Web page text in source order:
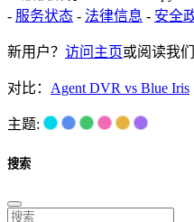
- 服务状态 - 法律信息 - 安全
新用户？ 访问主页或阅读我
对比： Agent DVR vs Blue Iris
主题:
搜索